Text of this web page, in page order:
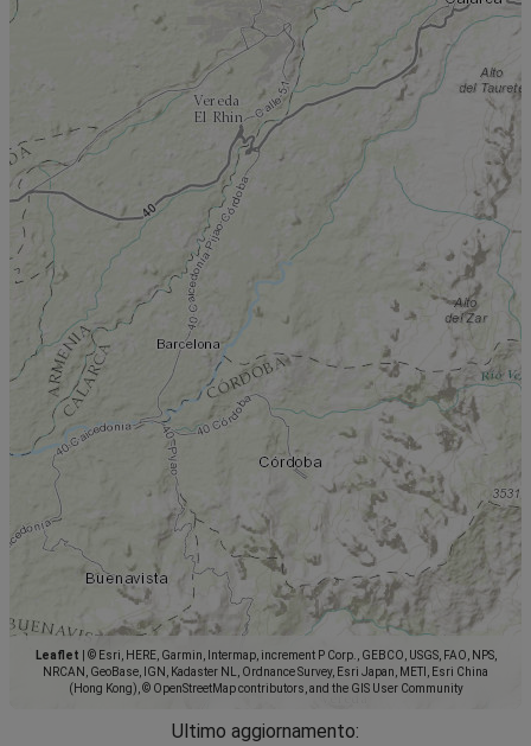
Leaflet
© Esri, HERE, Garmin, Intermap, increment P Corp., GEBCO, USGS, FAO, NPS,
NRCAN, GeoBase, IGN, Kadaster NL, Ordnance Survey, Esri Japan, METI, Esri China
(Hong Kong), © OpenStreetMap contributors, and the GIS User Community
Ultimo aggiornamento: